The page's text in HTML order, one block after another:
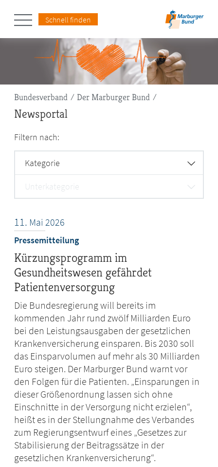
Schnell finden
Pfadnavigation
Bundesverband Der Marburger Bund
Newsportal
Filtern nach:
Kategorie
Unterkategorie
11. Mai 2026
Pressemitteilung
Kürzungsprogramm im
Gesundheitswesen gefährdet
Patientenversorgung
Die Bundesregierung will bereits im
kommenden Jahr rund zwölf Milliarden Euro
bei den Leistungsausgaben der gesetzlichen
Krankenversicherung einsparen. Bis 2030 soll
das Einsparvolumen auf mehr als 30 Milliarden
Euro steigen. Der Marburger Bund warnt vor
den Folgen für die Patienten. „Einsparungen in
dieser Größenordnung lassen sich ohne
Einschnitte in der Versorgung nicht erzielen“,
heißt es in der Stellungnahme des Verbandes
zum Regierungsentwurf eines „Gesetzes zur
Stabilisierung der Beitragssätze in der
gesetzlichen Krankenversicherung“.